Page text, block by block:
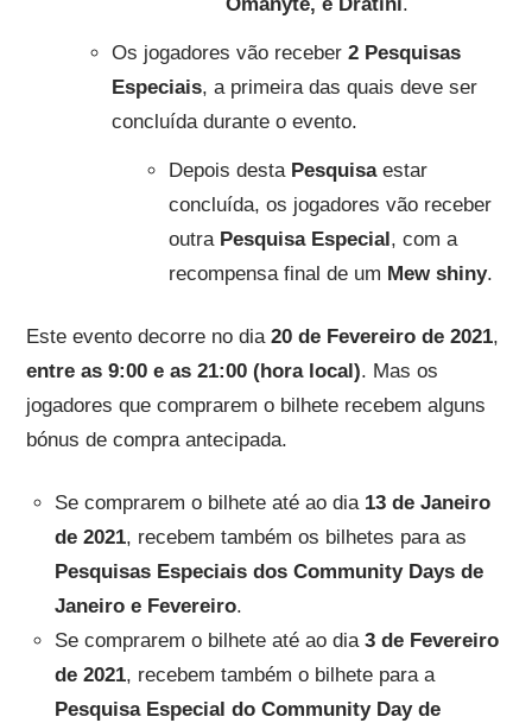
Os jogadores vão receber 2 Pesquisas
Especiais, a primeira das quais deve ser
concluída durante o evento.
Depois desta Pesquisa estar
concluída, os jogadores vão receber
outra Pesquisa Especial, com a
recompensa final de um Mew shiny.
Este evento decorre no dia 20 de Fevereiro de 2021,
entre as 9:00 e as 21:00 (hora local). Mas os
jogadores que comprarem o bilhete recebem alguns
bónus de compra antecipada.
Se comprarem o bilhete até ao dia 13 de Janeiro
de 2021, recebem também os bilhetes para as
Pesquisas Especiais dos Community Days de
Janeiro e Fevereiro.
Se comprarem o bilhete até ao dia 3 de Fevereiro
de 2021, recebem também o bilhete para a
Pesquisa Especial do Community Day de